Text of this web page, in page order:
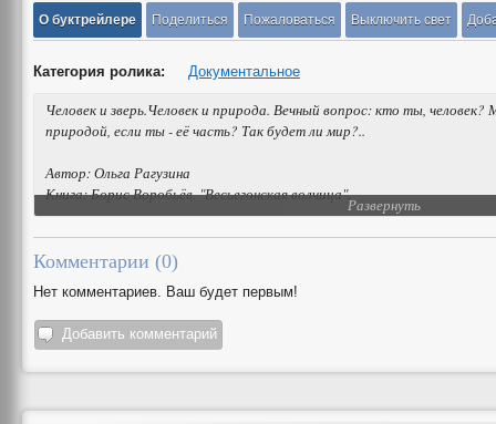
О буктрейлере Поделиться Пожаловаться Выключить свет
Категория ролика: Документальное
Человек и зверь.Человек и природа. Вечный вопрос: кто ты,
природой, если ты - её часть? Так будет ли мир?..
Автор: Ольга Рагузина
Книга: Борис Воробьёв. "Весьегонская волчица".
Развернуть
Комментарии (0)
Нет комментариев. Ваш будет первым!
Добавить комментарий